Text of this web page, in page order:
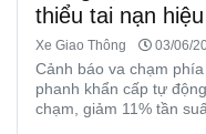
thiểu tai nạn
Xe Giao Thông 03/06/
Cảnh báo va chạm
phanh khẩn cấp tự
chạm, giảm 11% tần